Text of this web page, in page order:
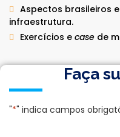
Aspectos brasileiros
infraestrutura.
Exercícios e case de
Faça
"*" indica campos